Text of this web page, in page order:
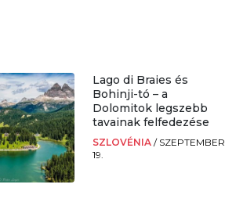
Lago di Braies és
Bohinji-tó – a
Dolomitok legszebb
tavainak felfedezése
SZLOVÉNIA / SZEPTEMBER
19.